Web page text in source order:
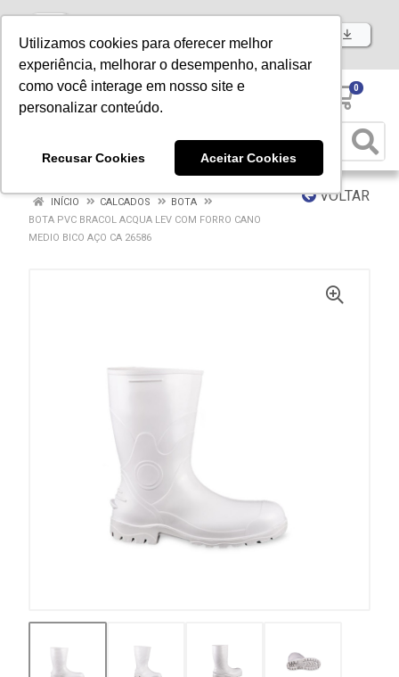
Utilizamos cookies para oferecer melhor
experiência, melhorar o desempenho, analisar
como você interage em nosso site e
personalizar conteúdo.
Recusar Cookies Aceitar Cookies
Baixe já nosso APP
0
VOLTAR
INÍCIO CALCADOS
BOTA
BOTA PVC BRACOL ACQUA LEV COM FORRO CANO
MEDIO BICO AÇO CA 26586